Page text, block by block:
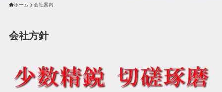
ホーム 会社案内
会社方針